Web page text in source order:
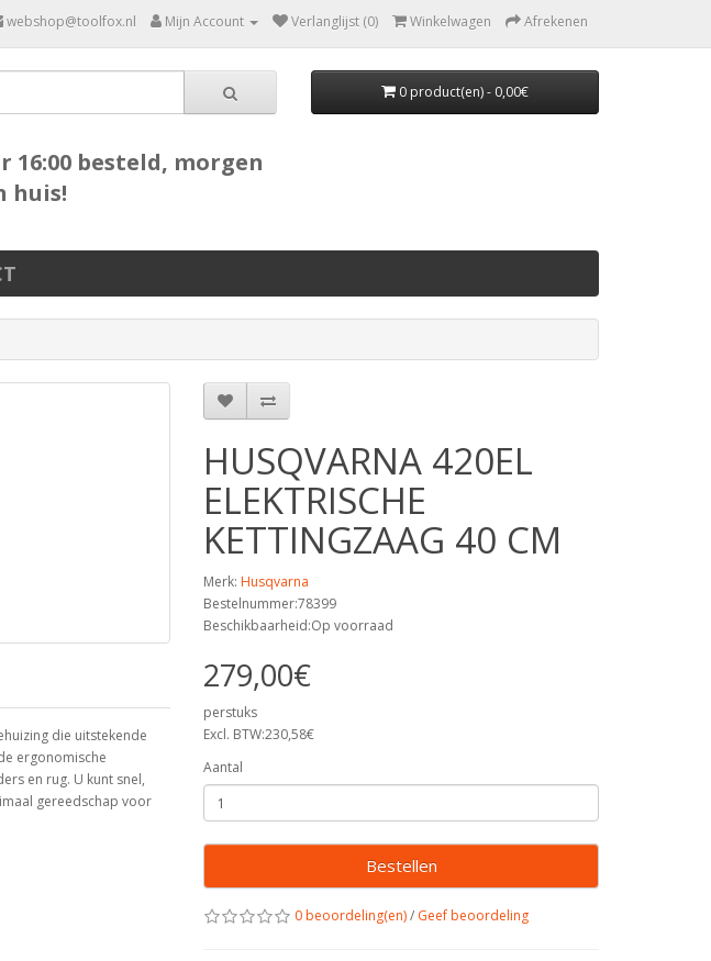
webshop@toolfox.nl Mijn Account Verlanglijst (0) Winkelwagen Afrekenen
16:00 besteld, morgen
huis!
0 product(en) - 0,00€
die uitstekende
ergonomische
en rug. U kunt snel,
gereedschap voor
HUSQVARNA 420EL
ELEKTRISCHE
KETTINGZAAG 40 CM
Merk: Husqvarna
Bestelnummer:78399
Beschikbaarheid:Op voorraad
279,00€
perstuks
Excl. BTW:230,58€
Aantal
Bestellen
0 beoordeling(en)/ Geef beoordeling